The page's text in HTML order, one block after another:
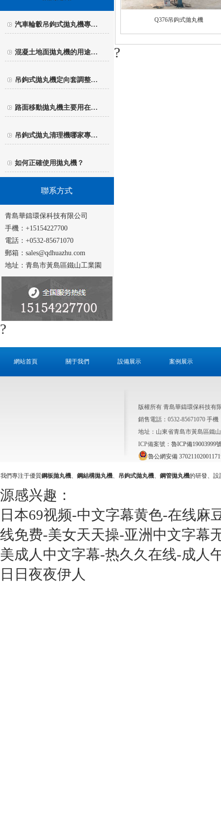
汽車輪轂吊鉤式拋丸機專…
混凝土地面拋丸機的用途…
吊鉤式拋丸機定向套調整…
路面移動拋丸機主要用在…
吊鉤式拋丸清理機哪家專…
如何正確使用拋丸機？
聯系方式
青島華鑄環保科技有限公司
手機：+15154227700
電話：+0532-85671070
郵箱：sales@qdhuazhu.com
地址：青島市黃島區鐵山工業園
Q376吊鉤式拋丸機
?
?
網站首頁 關于我們 設備展示 案例展示
版權所有 青島華鑄環保科技有
銷售電話：0532-85671070 手機
地址：山東省青島市黃島區鐵
ICP備案號： 魯ICP備19003999
魯公網安備
我們專注于優質鋼板拋丸機、鋼結構拋丸機、 吊鉤式拋丸機、鋼管拋丸機的研發、
源感兴趣：
日本69视频-中文字幕黄色-在线麻
线免费-美女天天操-亚洲中文字幕
美成人中文字幕-热久久在线-成人
日日夜夜伊人